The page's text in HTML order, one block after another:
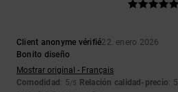
Client anonyme vérifié22. enero 2026
Bonito diseño
Mostrar original - Français
Comodidad : 5/5 Relación calidad-precio: 5